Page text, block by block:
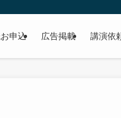
申込 広告掲載 講演依